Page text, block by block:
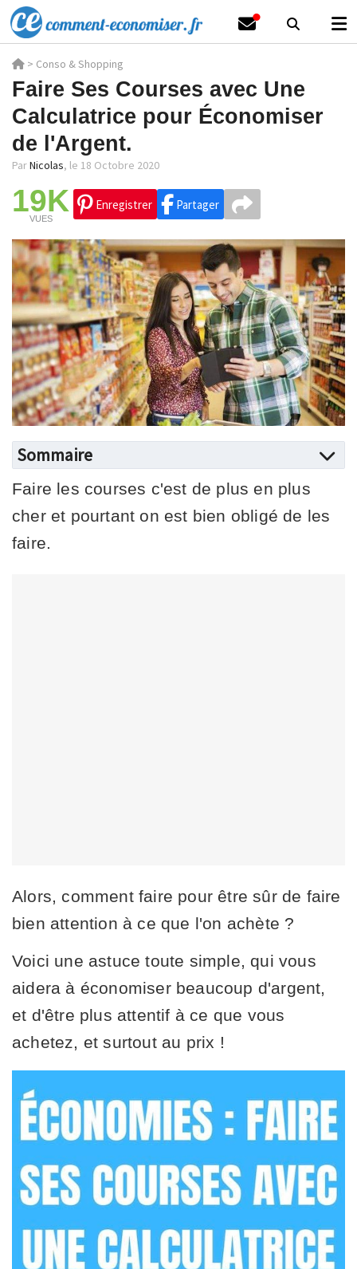
> Conso & Shopping
Faire Ses Courses avec Une
Calculatrice pour Économiser
de l'Argent.
ParNicolas, le 18 Octobre 2020
19K
VUES
Enregistrer Partager
Sommaire
Faire les courses c'est de plus en plus
cher et pourtant on est bien obligé de les
faire.
Alors, comment faire pour être sûr de faire
bien attention à ce que l'on achète ?
Voici une astuce toute simple, qui vous
aidera à économiser beaucoup d'argent,
et d'être plus attentif à ce que vous
achetez, et surtout au prix !